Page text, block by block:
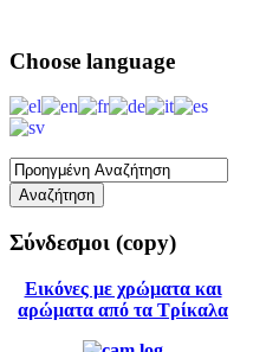
Choose language
Σύνδεσμοι (copy)
Εικόνες με χρώματα και
αρώματα από τα Τρίκαλα